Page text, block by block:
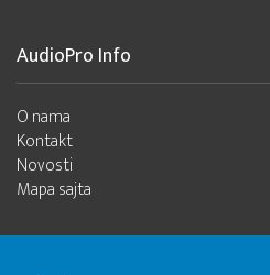
AudioPro Info
O nama
Kontakt
Novosti
Mapa sajta